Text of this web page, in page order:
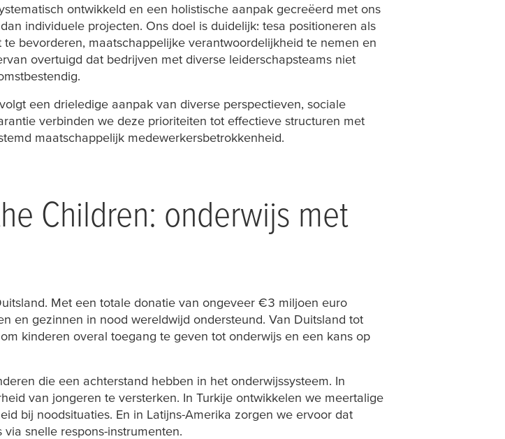
ontwikkeld en een holistische aanpak gecreëerd met ons
individuele projecten. Ons doel is duidelijk: tesa positioneren als
bevorderen, maatschappelijke verantwoordelijkheid te nemen en
overtuigd dat bedrijven met diverse leiderschapsteams niet
een drieledige aanpak van diverse perspectieven, sociale
verbinden we deze prioriteiten tot effectieve structuren met
maatschappelijk medewerkersbetrokkenheid.
Children: onderwijs met
Met een totale donatie van ongeveer €3 miljoen euro
en gezinnen in nood wereldwijd ondersteund. Van Duitsland tot
kinderen overal toegang te geven tot onderwijs en een kans op
die een achterstand hebben in het onderwijssysteem. In
van jongeren te versterken. In Turkije ontwikkelen we meertalige
bij noodsituaties. En in Latijns-Amerika zorgen we ervoor dat
snelle respons-instrumenten.